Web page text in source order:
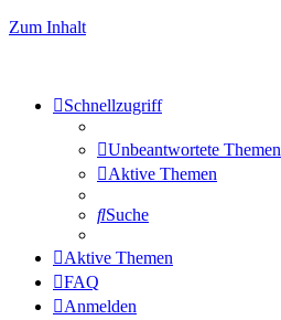
Zum Inhalt
Schnellzugriff
Unbeantwortete Themen
Aktive Themen
Suche
Aktive Themen
FAQ
Anmelden